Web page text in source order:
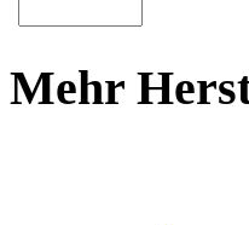
Mehr